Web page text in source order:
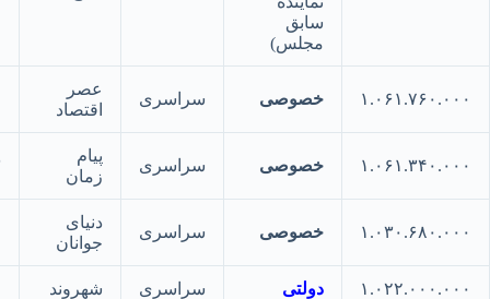
مجلس)
خصوصی سراسری
اقتصاد
خصوصی سراسری
خصوصی سراسری
جوانان
دولتی سراسری شهروند